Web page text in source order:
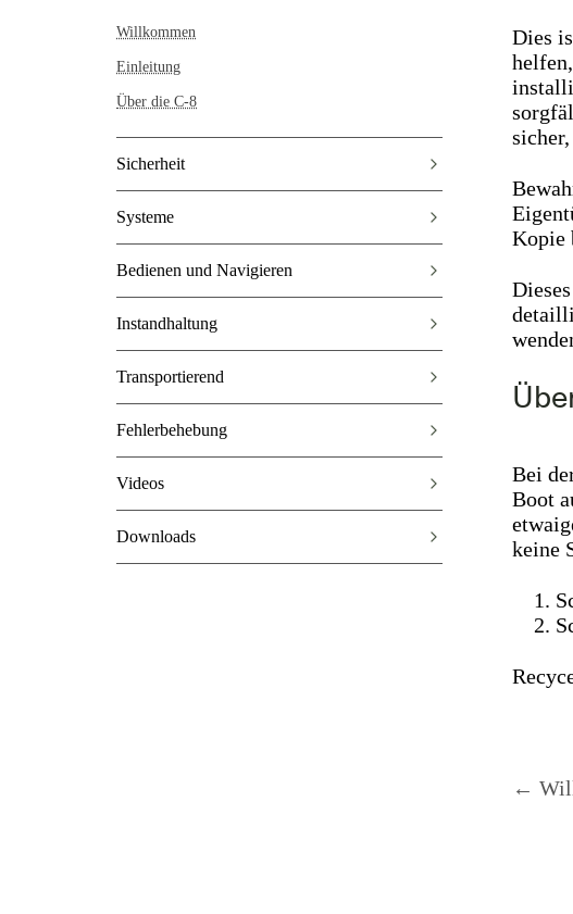
Willkommen
Einleitung
Über die C-8
Sicherheit
Systeme
Bedienen und Navigieren
Instandhaltung
Transportierend
Fehlerbehebung
Videos
Downloads
Dies
Kopie
Bei
Boot
keine
←